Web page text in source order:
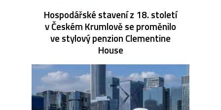
Hospodářské stavení z 18. století
v Českém Krumlově se proměnilo
ve stylový penzion Clementine
House